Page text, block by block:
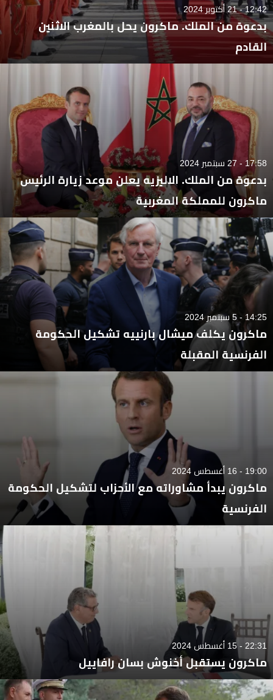
12:42 - 21 أكتوبر 2024
بدعوة من الملك. ماكرون يحل بالمغرب الاثنين
القادم
17:58 - 27 سبتمبر 2024
بدعوة من الملك. الاليزيه يعلن موعد زيارة الرئيس
ماكرون للمملكة المغربية
14:25 - 5 سبتمبر 2024
ماكرون يكلف ميشال بارنييه تشكيل الحكومة
الفرنسية المقبلة
19:00 - 16 أغسطس 2024
ماكرون يبدأ مشاوراته مع الأحزاب لتشكيل الحكومة
الفرنسية
22:31 - 15 أغسطس 2024
ماكرون يستقبل أخنوش بسان رافاييل